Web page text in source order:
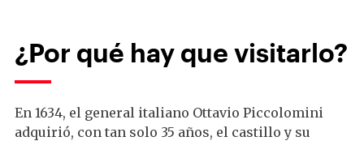
¿Por qué hay que visitarlo?
En 1634, el general italiano Ottavio Piccolomini
adquirió, con tan solo 35 años, el castillo y su